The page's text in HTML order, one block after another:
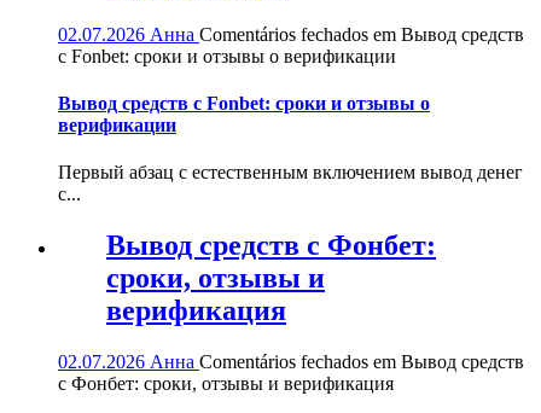
02.07.2026 Анна Comentários fechados em Вывод средств
с Fonbet: сроки и отзывы о верификации
Вывод средств с Fonbet: сроки и отзывы о
верификации
Первый абзац с естественным включением вывод денег
с...
Вывод средств с Фонбет:
сроки, отзывы и
верификация
02.07.2026 Анна Comentários fechados em Вывод средств
с Фонбет: сроки, отзывы и верификация